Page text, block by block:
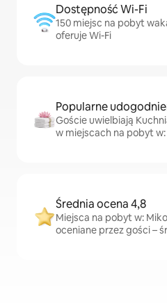
Dostępność Wi-Fi
150 miejsc na pobyt
oferuje Wi-Fi
Popularne
Goście uwielbiają
w miejscach na pobyt w:
Średnia ocena 4,8
Miejsca na pobyt w:
oceniane przez gości –